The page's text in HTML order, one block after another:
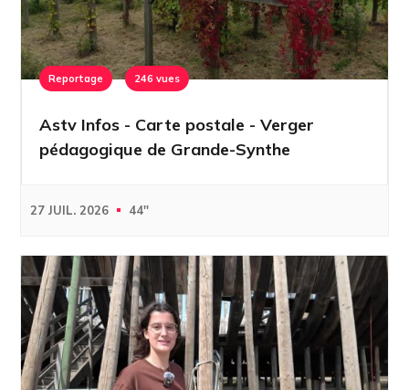
Reportage 246 vues
Astv Infos - Carte postale - Verger
pédagogique de Grande-Synthe
27 JUIL. 2026 44''